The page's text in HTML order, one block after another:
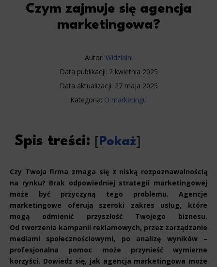
Czym zajmuje się agencja
marketingowa?
Autor: Widzialni
Data publikacji: 2 kwietnia 2025
Data aktualizacji: 27 maja 2025
Kategoria: O marketingu
Spis treści: Pokaż
Czy Twoja firma zmaga się z niską rozpoznawalnością
na rynku? Brak odpowiedniej strategii marketingowej
może być przyczyną tego problemu. Agencje
marketingowe oferują szeroki zakres usług, które
mogą odmienić przyszłość Twojego biznesu.
Od tworzenia kampanii reklamowych, przez zarządzanie
mediami społecznościowymi, po analizę wyników –
profesjonalna pomoc może przynieść wymierne
korzyści. Dowiedz się, jak agencja marketingowa może